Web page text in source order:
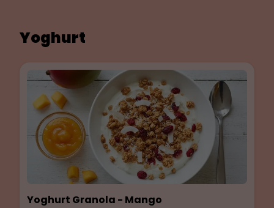
Yoghurt
Yoghurt Granola - Mango